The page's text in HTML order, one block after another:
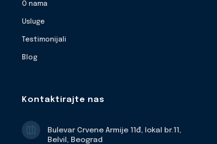
O nama
Usluge
Testimonijali
Blog
Kontaktirajte nas
Bulevar Crvene Armije 11đ, lokal br.11,
Belvil, Beograd